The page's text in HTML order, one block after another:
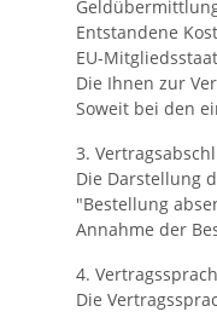
Entstandene
EU-
Die Ihnen zur
Soweit bei den
3.
Die Darstellung
"Bestellung
Annahme der
4.
Die